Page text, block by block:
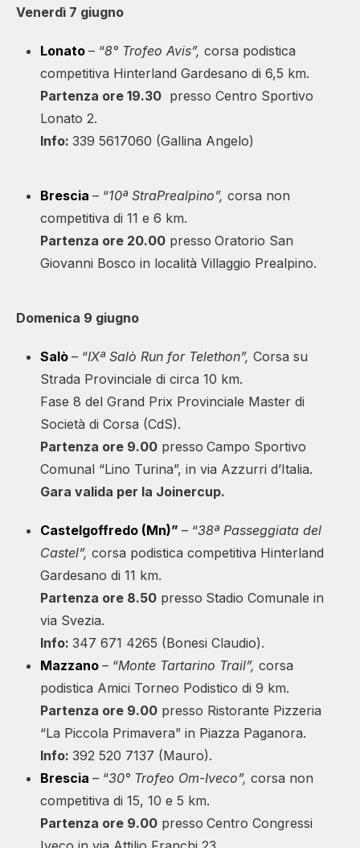
Venerdì 7 giugno
Lonato – “8° Trofeo Avis”, corsa podistica
competitiva Hinterland Gardesano di 6,5 km.
Partenza ore 19.30 presso Centro Sportivo
Lonato 2.
Info: 339 5617060 (Gallina Angelo)
Brescia – “10ª StraPrealpino”, corsa non
competitiva di 11 e 6 km.
Partenza ore 20.00 presso Oratorio San
Giovanni Bosco in località Villaggio Prealpino.
Domenica 9 giugno
Salò – “IXª Salò Run for Telethon”, Corsa su
Strada Provinciale di circa 10 km.
Fase 8 del Grand Prix Provinciale Master di
Società di Corsa (CdS).
Partenza ore 9.00 presso Campo Sportivo
Comunal “Lino Turina”, in via Azzurri d’Italia.
Gara valida per la Joinercup.
Castelgoffredo (Mn)” – “38ª Passeggiata del
Castel”, corsa podistica competitiva Hinterland
Gardesano di 11 km.
Partenza ore 8.50 presso Stadio Comunale in
via Svezia.
Info: 347 671 4265 (Bonesi Claudio).
Mazzano – “Monte Tartarino Trail”, corsa
podistica Amici Torneo Podistico di 9 km.
Partenza ore 9.00 presso Ristorante Pizzeria
“La Piccola Primavera” in Piazza Paganora.
Info: 392 520 7137 (Mauro).
Brescia – “30° Trofeo Om-Iveco”, corsa non
competitiva di 15, 10 e 5 km.
Partenza ore 9.00 presso Centro Congressi